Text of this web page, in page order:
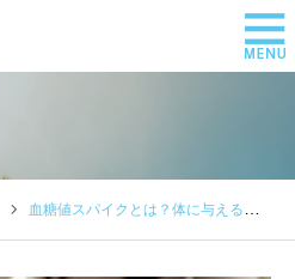
血糖値スパイクとは？体に与える影響と予防法